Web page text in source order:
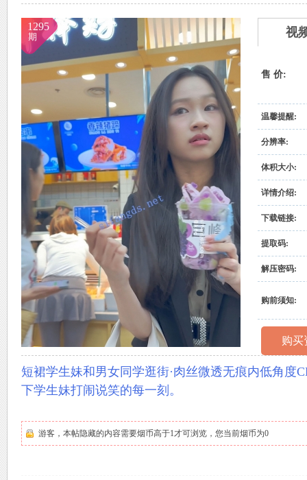
美人在雨中舞翩翩，如花洒泪映窗前。
1295
期 视
售 价:
温馨提醒:
分辨率:
体积大小:
详情介绍:
下载链接:
提取码:
解压密码:
购前须知:
购买
短裙学生妹和男女同学逛街·肉丝微透无痕内低角
下学生妹打闹说笑的每一刻。
游客，本帖隐藏的内容需要烟币高于1才可浏览，您当前烟币为0